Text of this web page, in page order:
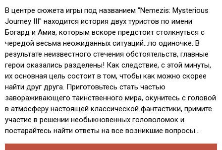
В центре сюжета игры под названием "Nemezis: Mysterious
Journey III" находится история двух туристов по имени
Богард и Амиа, которым вскоре предстоит столкнуться с
чередой весьма неожиданных ситуаций...по одиночке. В
результате неизвестного стечения обстоятельств, главные
герои оказались разделены! Как следствие, с этой минуты,
их основная цель состоит в том, чтобы как можно скорее
найти друг друга. Приготовьтесь стать частью
завораживающего таинственного мира, окунитесь с головой
в атмосферу настоящей классической фантастики, примите
участие в решении необыкновенных головоломок и
постарайтесь найти ответы на все возникшие вопросы...